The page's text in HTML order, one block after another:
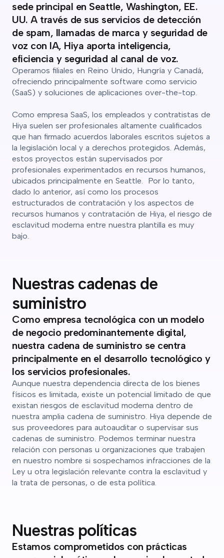
sede principal en Seattle, Washington, EE.
UU. A través de sus servicios de detección
de spam, llamadas de marca y seguridad de
voz con IA, Hiya aporta inteligencia,
eficiencia y seguridad al canal de voz.
Operamos filiales en Reino Unido, Hungría y Canadá,
ofreciendo principalmente software como servicio
(SaaS) y soluciones de aplicaciones over-the-top.
Como empresa SaaS, los empleados y contratistas de
Hiya suelen ser profesionales altamente cualificados
que han firmado acuerdos laborales escritos sujetos a
la legislación local y a derechos protegidos. Además,
estos proyectos están supervisados por
profesionales experimentados en recursos humanos,
ubicados principalmente en Seattle. Por lo tanto,
dado lo anterior, así como los procesos
estructurados de contratación y los aspectos de
recursos humanos y contratación de Hiya, el riesgo de
esclavitud moderna entre nuestra plantilla es muy
bajo.
Nuestras cadenas de
suministro
Como empresa tecnológica con un modelo
de negocio predominantemente digital,
nuestra cadena de suministro se centra
principalmente en el desarrollo tecnológico y
los servicios profesionales.
Aunque nuestra dependencia directa de los bienes
físicos es limitada, existe un potencial limitado de que
existan riesgos de esclavitud moderna dentro de
nuestra amplia cadena de suministro. Hiya depende de
sus proveedores para autoauditar o supervisar sus
cadenas de suministro. Podemos terminar nuestra
relación con personas u organizaciones que trabajen
en nuestro nombre si sospechamos infracciones de la
Ley u otra legislación relevante contra la esclavitud y
la trata de personas, o de esta política.
Nuestras políticas
Estamos comprometidos con prácticas